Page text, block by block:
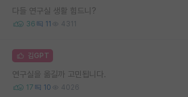
다들 연구실 생활 힘드니?
36 11 4311
김GPT
연구실을 옮길까 고민됩니다.
17 10 4026